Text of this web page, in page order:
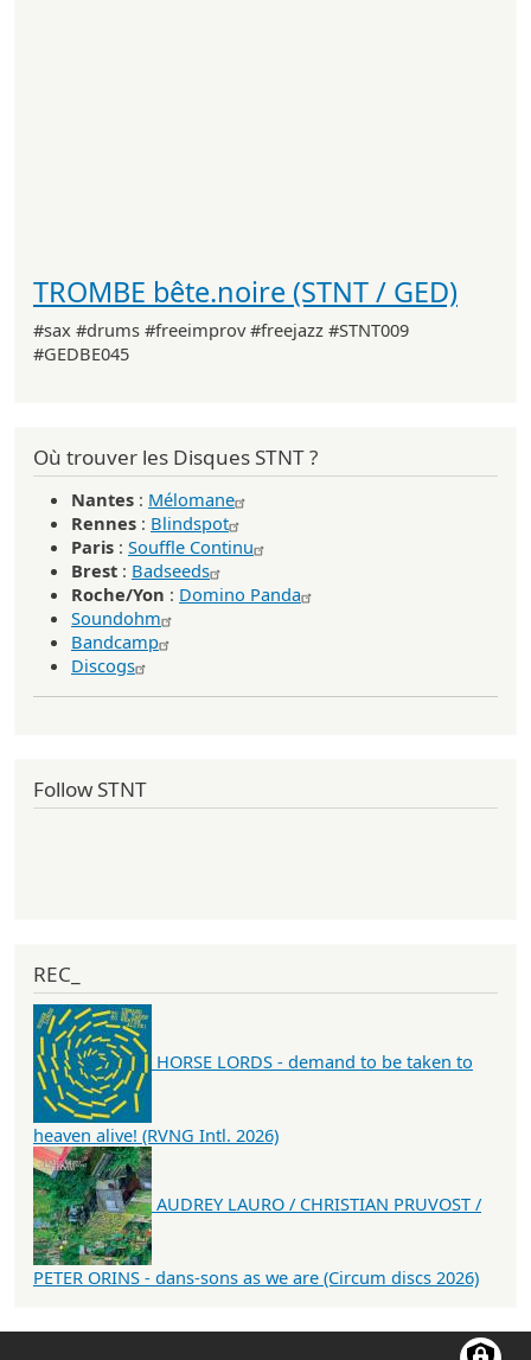
TROMBE bête.noire (STNT / GED)
#sax #drums #freeimprov #freejazz #STNT009
#GEDBE045
Où trouver les Disques STNT ?
Nantes : Mélomane
Rennes : Blindspot
Paris : Souffle Continu
Brest : Badseeds
Roche/Yon : Domino Panda
Soundohm
Bandcamp
Discogs
Follow STNT
REC_
HORSE LORDS - demand to be taken to
heaven alive! (RVNG Intl. 2026)
AUDREY LAURO / CHRISTIAN PRUVOST /
PETER ORINS - dans-sons as we are (Circum discs 2026)